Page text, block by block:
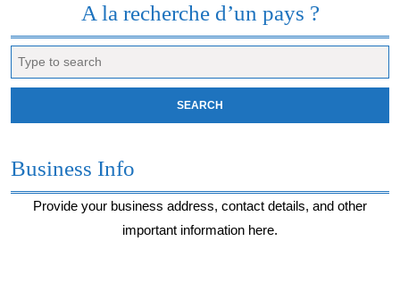
A la recherche d’un pays ?
for:
Business Info
Provide your business address, contact details, and other
important information here.